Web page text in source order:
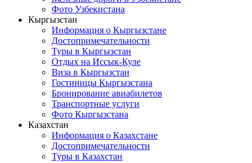
Фото Узбекистана
Кыргызстан
Информация о Кыргызстане
Достопримечательности
Туры в Кыргызстан
Отдых на Иссык-Куле
Виза в Кыргызстан
Гостиницы Кыргызстана
Бронирование авиабилетов
Транспортные услуги
Фото Кыргызстана
Казахстан
Информация о Казахстане
Достопримечательности
Туры в Казахстан